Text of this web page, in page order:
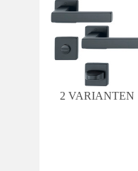
2 VARIANTEN